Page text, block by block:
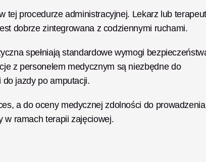
tej procedurze administracyjnej. Lekarz lub
dobrze zintegrowana z codziennymi ruchami.
spełniają standardowe wymogi
z personelem medycznym są niezbędne do
do jazdy po amputacji.
a do oceny medycznej zdolności do prowadzenia
w ramach terapii zajęciowej.